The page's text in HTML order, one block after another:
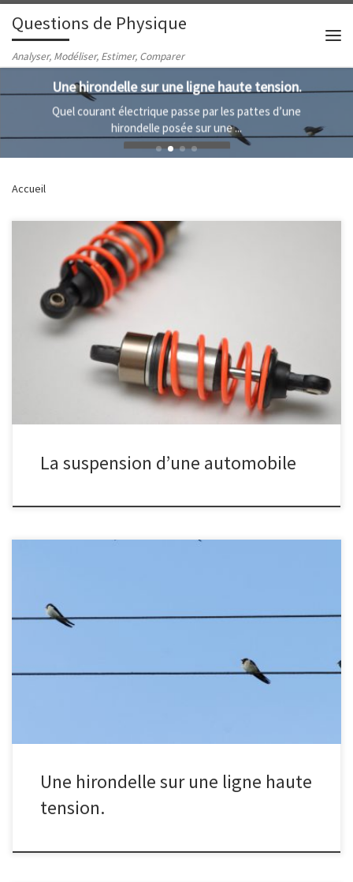
Passer au contenu
Questions de Physique
Analyser, Modéliser, Estimer, Comparer
Une hirondelle sur une ligne haute tension.
Quel courant électrique passe par les pattes d’une
hirondelle posée sur une ...
LIRE LA SUITE »
Accueil
Quatre adultes s'installent dans une voiture de tourisme. De
combien la caisse s'abaisse-t-elle ?
La suspension d’une automobile
Une hirondelle sur une ligne haute
tension.